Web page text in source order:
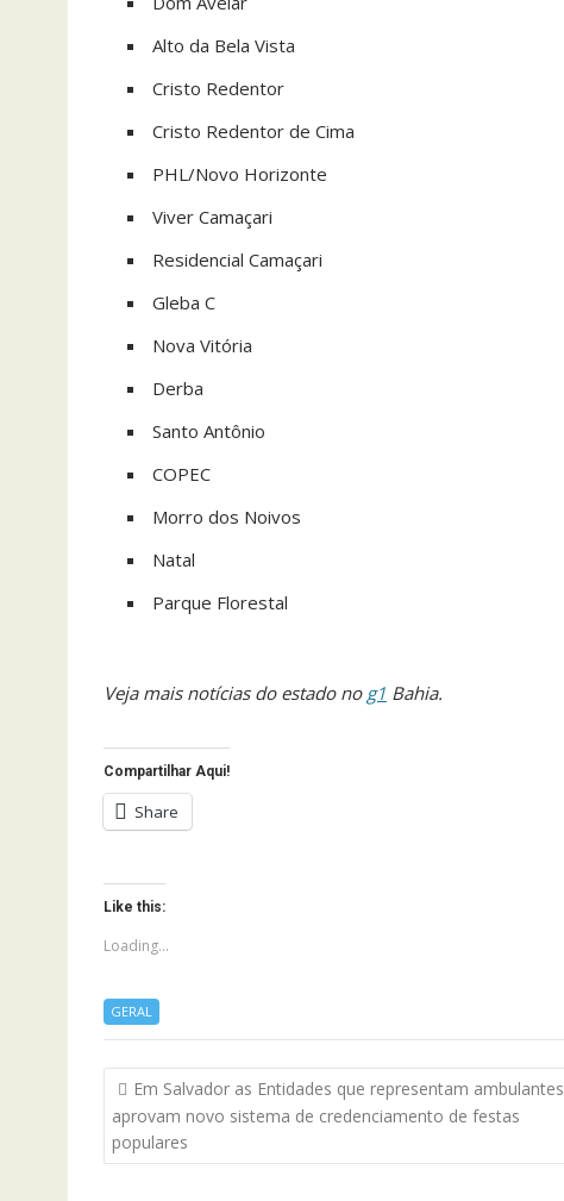
Alto da Bela Vista
Cristo Redentor
Cristo Redentor de Cima
PHL/Novo Horizonte
Viver Camaçari
Residencial Camaçari
Gleba C
Nova Vitória
Derba
Santo Antônio
COPEC
Morro dos Noivos
Natal
Parque Florestal
Veja mais notícias do estado no g1 Bahia.
Compartilhar Aqui!
Share
Like this:
Loading...
GERAL
Navegação
de
artigos
Em Salvador as Entidades que representam ambulantes
aprovam novo sistema de credenciamento de festas
populares